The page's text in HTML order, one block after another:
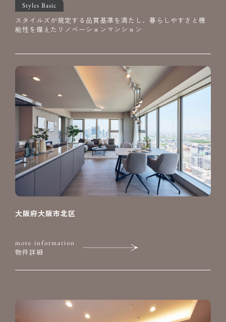
Styles Basic
スタイルズが規定する品質基準を満たし、暮らしやすさと機
能性を備えたリノベーションマンション
大阪府大阪市北区
more information
物件詳細